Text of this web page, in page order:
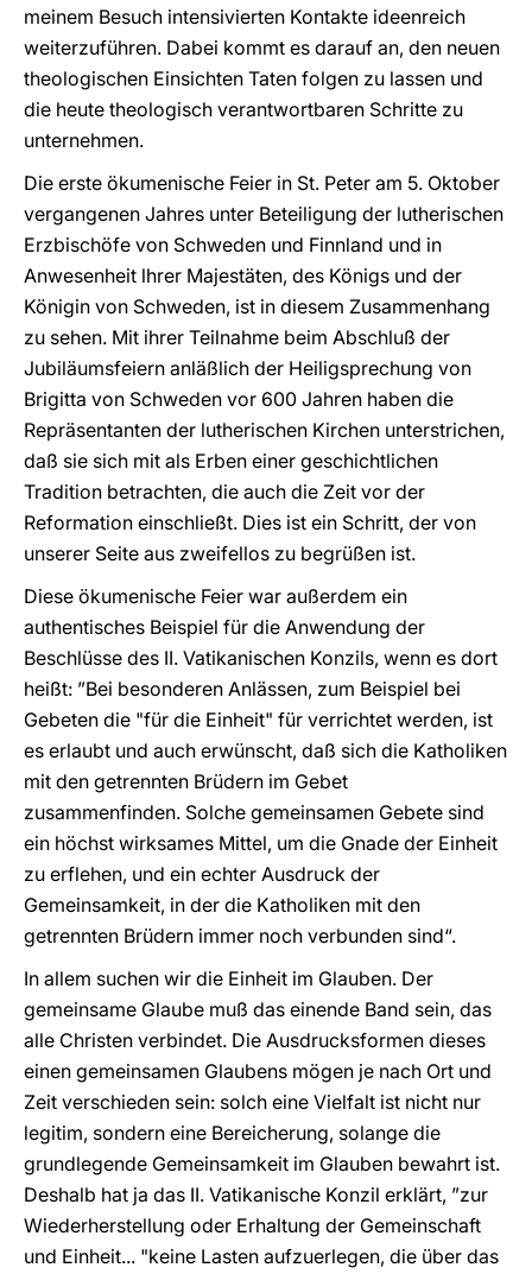
meinem Besuch intensivierten Kontakte ideenreich
weiterzuführen. Dabei kommt es darauf an, den neuen
theologischen Einsichten Taten folgen zu lassen und
die heute theologisch verantwortbaren Schritte zu
unternehmen.
Die erste ökumenische Feier in St. Peter am 5. Oktober
vergangenen Jahres unter Beteiligung der lutherischen
Erzbischöfe von Schweden und Finnland und in
Anwesenheit lhrer Majestäten, des Königs und der
Königin von Schweden, ist in diesem Zusammenhang
zu sehen. Mit ihrer Teilnahme beim Abschluß der
Jubiläumsfeiern anläßlich der Heiligsprechung von
Brigitta von Schweden vor 600 Jahren haben die
Repräsentanten der lutherischen Kirchen unterstrichen,
daß sie sich mit als Erben einer geschichtlichen
Tradition betrachten, die auch die Zeit vor der
Reformation einschließt. Dies ist ein Schritt, der von
unserer Seite aus zweifellos zu begrüßen ist.
Diese ökumenische Feier war außerdem ein
authentisches Beispiel für die Anwendung der
Beschlüsse des II. Vatikanischen Konzils, wenn es dort
heißt: ”Bei besonderen Anlässen, zum Beispiel bei
Gebeten die "für die Einheit" für verrichtet werden, ist
es erlaubt und auch erwünscht, daß sich die Katholiken
mit den getrennten Brüdern im Gebet
zusammenfinden. Solche gemeinsamen Gebete sind
ein höchst wirksames Mittel, um die Gnade der Einheit
zu erflehen, und ein echter Ausdruck der
Gemeinsamkeit, in der die Katholiken mit den
getrennten Brüdern immer noch verbunden sind“.
In allem suchen wir die Einheit im Glauben. Der
gemeinsame Glaube muß das einende Band sein, das
alle Christen verbindet. Die Ausdrucksformen dieses
einen gemeinsamen Glaubens mögen je nach Ort und
Zeit verschieden sein: solch eine Vielfalt ist nicht nur
legitim, sondern eine Bereicherung, solange die
grundlegende Gemeinsamkeit im Glauben bewahrt ist.
Deshalb hat ja das II. Vatikanische Konzil erklärt, ”zur
Wiederherstellung oder Erhaltung der Gemeinschaft
und Einheit... "keine Lasten aufzuerlegen, die über das